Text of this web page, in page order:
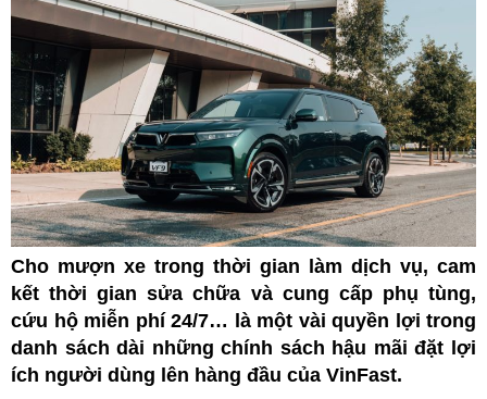
Cho mượn xe trong thời gian làm dịch vụ, cam
kết thời gian sửa chữa và cung cấp phụ tùng,
cứu hộ miễn phí 24/7… là một vài quyền lợi trong
danh sách dài những chính sách hậu mãi đặt lợi
ích người dùng lên hàng đầu của VinFast.